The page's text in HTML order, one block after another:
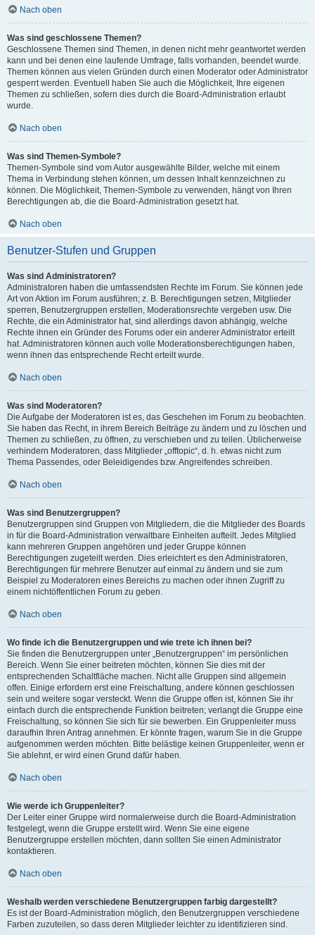
Nach oben
Was sind geschlossene Themen?
Geschlossene Themen sind Themen, in denen nicht mehr geantwortet werden
kann und bei denen eine laufende Umfrage, falls vorhanden, beendet wurde.
Themen können aus vielen Gründen durch einen Moderator oder Administrator
gesperrt werden. Eventuell haben Sie auch die Möglichkeit, Ihre eigenen
Themen zu schließen, sofern dies durch die Board-Administration erlaubt
wurde.
Nach oben
Was sind Themen-Symbole?
Themen-Symbole sind vom Autor ausgewählte Bilder, welche mit einem
Thema in Verbindung stehen können, um dessen Inhalt kennzeichnen zu
können. Die Möglichkeit, Themen-Symbole zu verwenden, hängt von Ihren
Berechtigungen ab, die die Board-Administration gesetzt hat.
Nach oben
Benutzer-Stufen und Gruppen
Was sind Administratoren?
Administratoren haben die umfassendsten Rechte im Forum. Sie können jede
Art von Aktion im Forum ausführen; z. B. Berechtigungen setzen, Mitglieder
sperren, Benutzergruppen erstellen, Moderationsrechte vergeben usw. Die
Rechte, die ein Administrator hat, sind allerdings davon abhängig, welche
Rechte ihnen ein Gründer des Forums oder ein anderer Administrator erteilt
hat. Administratoren können auch volle Moderationsberechtigungen haben,
wenn ihnen das entsprechende Recht erteilt wurde.
Nach oben
Was sind Moderatoren?
Die Aufgabe der Moderatoren ist es, das Geschehen im Forum zu beobachten.
Sie haben das Recht, in ihrem Bereich Beiträge zu ändern und zu löschen und
Themen zu schließen, zu öffnen, zu verschieben und zu teilen. Üblicherweise
verhindern Moderatoren, dass Mitglieder „offtopic“, d. h. etwas nicht zum
Thema Passendes, oder Beleidigendes bzw. Angreifendes schreiben.
Nach oben
Was sind Benutzergruppen?
Benutzergruppen sind Gruppen von Mitgliedern, die die Mitglieder des Boards
in für die Board-Administration verwaltbare Einheiten aufteilt. Jedes Mitglied
kann mehreren Gruppen angehören und jeder Gruppe können
Berechtigungen zugeteilt werden. Dies erleichtert es den Administratoren,
Berechtigungen für mehrere Benutzer auf einmal zu ändern und sie zum
Beispiel zu Moderatoren eines Bereichs zu machen oder ihnen Zugriff zu
einem nichtöffentlichen Forum zu geben.
Nach oben
Wo finde ich die Benutzergruppen und wie trete ich ihnen bei?
Sie finden die Benutzergruppen unter „Benutzergruppen“ im persönlichen
Bereich. Wenn Sie einer beitreten möchten, können Sie dies mit der
entsprechenden Schaltfläche machen. Nicht alle Gruppen sind allgemein
offen. Einige erfordern erst eine Freischaltung, andere können geschlossen
sein und weitere sogar versteckt. Wenn die Gruppe offen ist, können Sie ihr
einfach durch die entsprechende Funktion beitreten; verlangt die Gruppe eine
Freischaltung, so können Sie sich für sie bewerben. Ein Gruppenleiter muss
daraufhin Ihren Antrag annehmen. Er könnte fragen, warum Sie in die Gruppe
aufgenommen werden möchten. Bitte belästige keinen Gruppenleiter, wenn er
Sie ablehnt, er wird einen Grund dafür haben.
Nach oben
Wie werde ich Gruppenleiter?
Der Leiter einer Gruppe wird normalerweise durch die Board-Administration
festgelegt, wenn die Gruppe erstellt wird. Wenn Sie eine eigene
Benutzergruppe erstellen möchten, dann sollten Sie einen Administrator
kontaktieren.
Nach oben
Weshalb werden verschiedene Benutzergruppen farbig dargestellt?
Es ist der Board-Administration möglich, den Benutzergruppen verschiedene
Farben zuzuteilen, so dass deren Mitglieder leichter zu identifizieren sind.